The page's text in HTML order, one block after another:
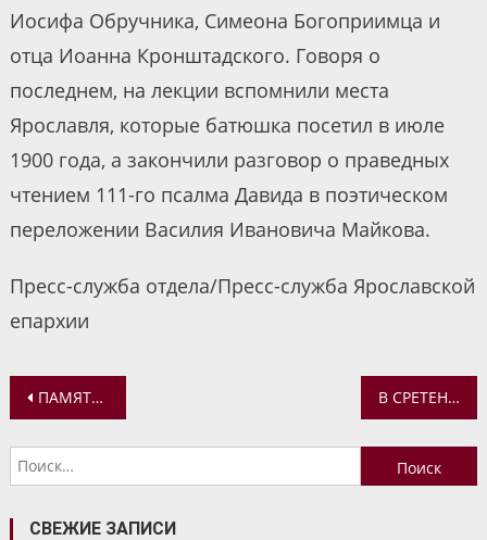
Иосифа Обручника, Симеона Богоприимца и
отца Иоанна Кронштадского. Говоря о
последнем, на лекции вспомнили места
Ярославля, которые батюшка посетил в июле
1900 года, а закончили разговор о праведных
чтением 111-го псалма Давида в поэтическом
переложении Василия Ивановича Майкова.
Пресс-служба отдела/Пресс-служба Ярославской
епархии
Навигация
по
записям
ПАМЯТЬ ИКОНЫ «НЕОПАЛИМАЯ КУПИНА» ПОЧТИЛИ СОТРУДНИКИ МЧС РОССИИ ПО ЯРОСЛАВСКОЙ ОБЛАСТИ В СРЕТЕНСКОМ ХРАМЕ ВЫСТУПИЛ ХОР ЯРОСЛАВСКОГО ГОСУДАРСТВЕННОГО УНИВЕРСИТЕТА ИМ. П.Г. ДЕМИДОВА «ЭТЕРИЯ»
Найти:
СВЕЖИЕ ЗАПИСИ